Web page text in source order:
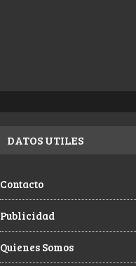
DATOS UTILES
Contacto
Publicidad
Quienes Somos